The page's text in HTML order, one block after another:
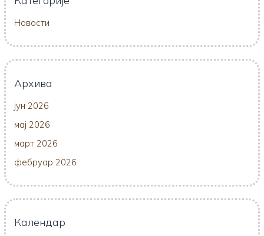
Новости
Архива
јун 2026
мај 2026
март 2026
фебруар 2026
Календар